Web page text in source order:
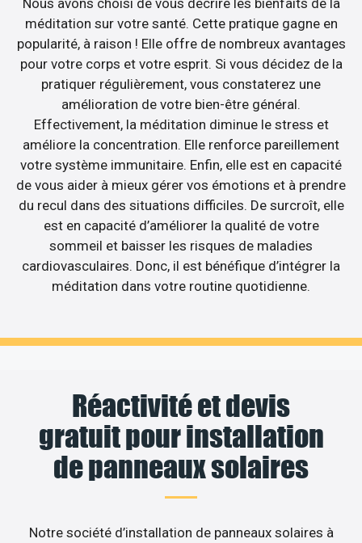
Nous avons choisi de vous décrire les bienfaits de la
méditation sur votre santé. Cette pratique gagne en
popularité, à raison ! Elle offre de nombreux avantages
pour votre corps et votre esprit. Si vous décidez de la
pratiquer régulièrement, vous constaterez une
amélioration de votre bien-être général.
Effectivement, la méditation diminue le stress et
améliore la concentration. Elle renforce pareillement
votre système immunitaire. Enfin, elle est en capacité
de vous aider à mieux gérer vos émotions et à prendre
du recul dans des situations difficiles. De surcroît, elle
est en capacité d’améliorer la qualité de votre
sommeil et baisser les risques de maladies
cardiovasculaires. Donc, il est bénéfique d’intégrer la
méditation dans votre routine quotidienne.
Réactivité et devis
gratuit pour installation
de panneaux solaires
Notre société d’installation de panneaux solaires à